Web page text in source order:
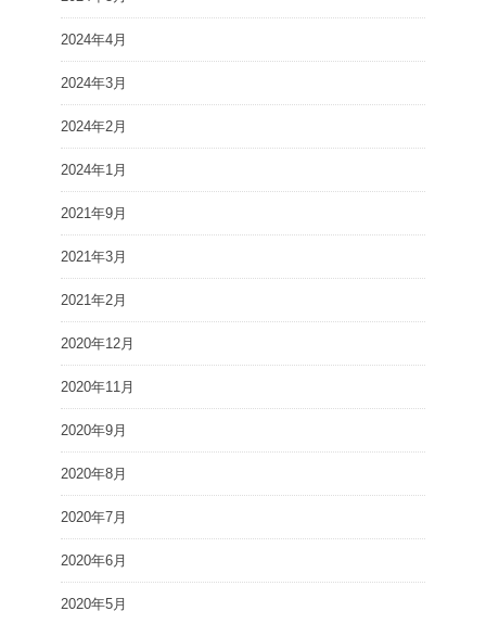
2024年4月
2024年3月
2024年2月
2024年1月
2021年9月
2021年3月
2021年2月
2020年12月
2020年11月
2020年9月
2020年8月
2020年7月
2020年6月
2020年5月